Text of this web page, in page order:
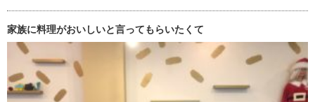
家族に料理がおいしいと言ってもらいたくて